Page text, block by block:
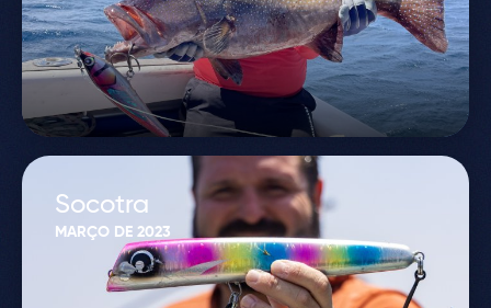
Socotra
MARÇO DE 2023